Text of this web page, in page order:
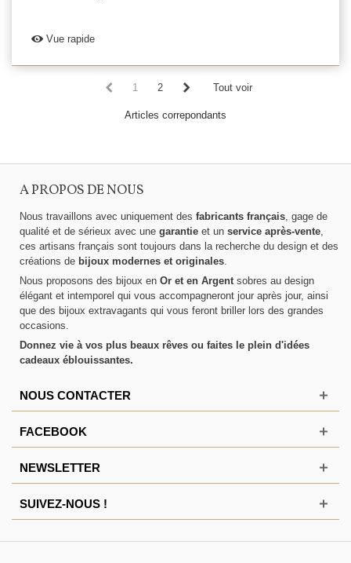
Vue rapide
1 2 Tout voir
Articles correpondants
A PROPOS DE NOUS
Nous travaillons avec uniquement des fabricants français , gage de
qualité et de sérieux avec une garantie et un service après-vente
ces artisans français sont toujours dans la recherche du design et des
créations de bijoux modernes et originales
Nous proposons des bijoux en Or et en Argent sobres au design
élégant et intemporel qui vous accompagneront jour après jour, ainsi
que des bijoux extravagants qui vous feront briller lors des grandes
occasions.
Donnez vie à vos plus beaux rêves ou faites le plein d'idées
cadeaux éblouissantes.
NOUS CONTACTER
FACEBOOK
NEWSLETTER
SUIVEZ-NOUS !